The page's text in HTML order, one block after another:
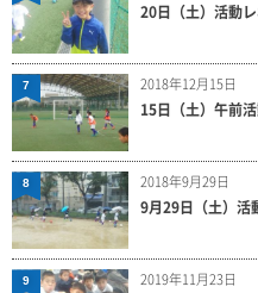
20日（土）活動レ
2018年12月15日
15日（土）午前
7
2018年9月29日
9月29日（土）活
8
2019年11月23日
9